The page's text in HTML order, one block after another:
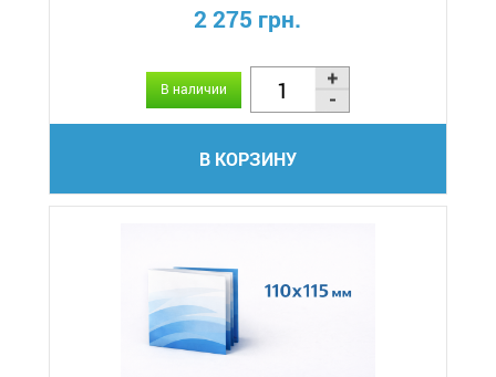
2 275 грн.
В наличии
В КОРЗИНУ